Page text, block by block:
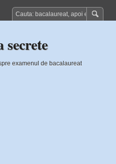
examenul de bacalaureat